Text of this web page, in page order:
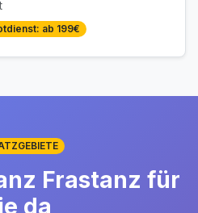
ab 199€
Frastanz für
da